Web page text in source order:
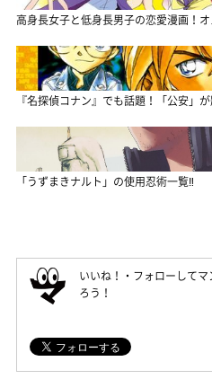
高身長女子と低身長男子の恋愛漫画！
『名探偵コナン』でも話題！「公安」
「うずまきナルト」の使用忍術一覧‼
いいね！・フォローして
ろう！